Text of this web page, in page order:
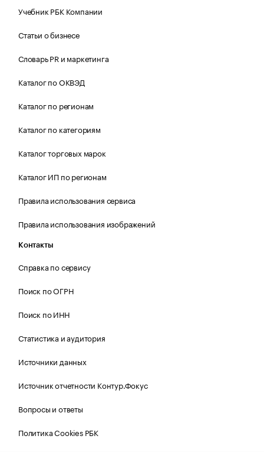
Учебник РБК Компании
Статьи о бизнесе
Словарь PR и маркетинга
Каталог по ОКВЭД
Каталог по регионам
Каталог по категориям
Каталог торговых марок
Каталог ИП по регионам
Правила использования сервиса
Правила использования изображений
Контакты
Справка по сервису
Поиск по ОГРН
Поиск по ИНН
Статистика и аудитория
Источники данных
Источник отчетности Контур.Фокус
Вопросы и ответы
Политика Cookies РБК